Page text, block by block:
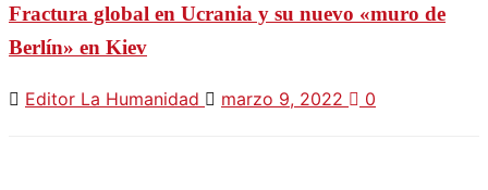
Fractura global en Ucrania y su nuevo «muro de
Berlín» en Kiev
Editor La Humanidad marzo 9, 2022 0